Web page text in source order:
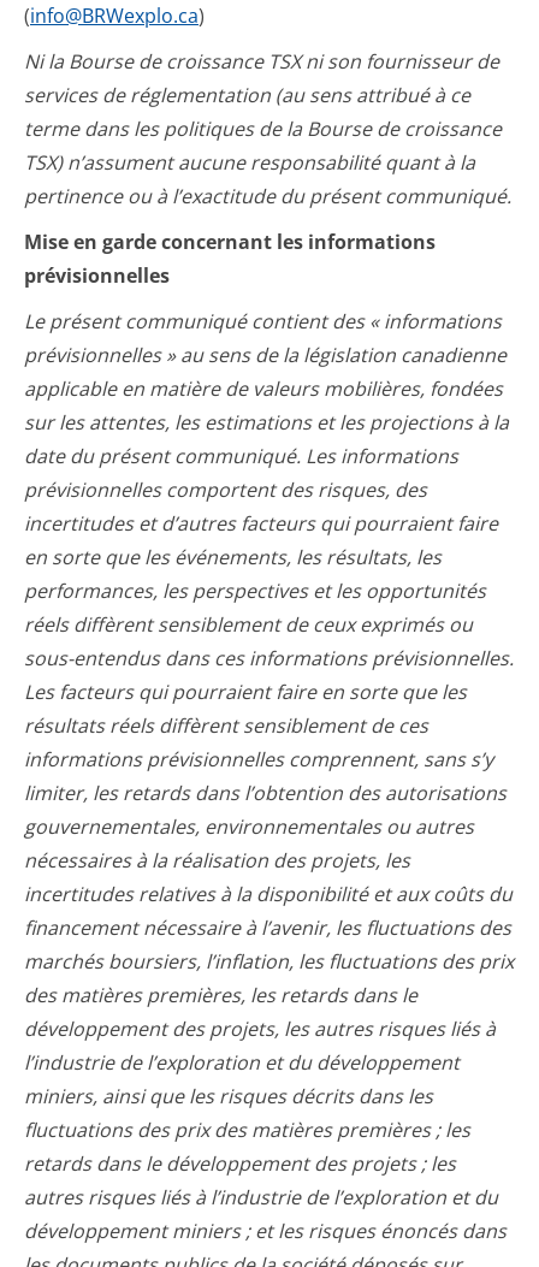
(info@BRWexplo.ca)
Ni la Bourse de croissance TSX ni son fournisseur de
services de réglementation (au sens attribué à ce
terme dans les politiques de la Bourse de croissance
TSX) n’assument aucune responsabilité quant à la
pertinence ou à l’exactitude du présent communiqué.
Mise en garde concernant les informations
prévisionnelles
Le présent communiqué contient des « informations
prévisionnelles » au sens de la législation canadienne
applicable en matière de valeurs mobilières, fondées
sur les attentes, les estimations et les projections à la
date du présent communiqué. Les informations
prévisionnelles comportent des risques, des
incertitudes et d’autres facteurs qui pourraient faire
en sorte que les événements, les résultats, les
performances, les perspectives et les opportunités
réels diffèrent sensiblement de ceux exprimés ou
sous-entendus dans ces informations prévisionnelles.
Les facteurs qui pourraient faire en sorte que les
résultats réels diffèrent sensiblement de ces
informations prévisionnelles comprennent, sans s’y
limiter, les retards dans l’obtention des autorisations
gouvernementales, environnementales ou autres
nécessaires à la réalisation des projets, les
incertitudes relatives à la disponibilité et aux coûts du
financement nécessaire à l’avenir, les fluctuations des
marchés boursiers, l’inflation, les fluctuations des prix
des matières premières, les retards dans le
développement des projets, les autres risques liés à
l’industrie de l’exploration et du développement
miniers, ainsi que les risques décrits dans les
fluctuations des prix des matières premières ; les
retards dans le développement des projets ; les
autres risques liés à l’industrie de l’exploration et du
développement miniers ; et les risques énoncés dans